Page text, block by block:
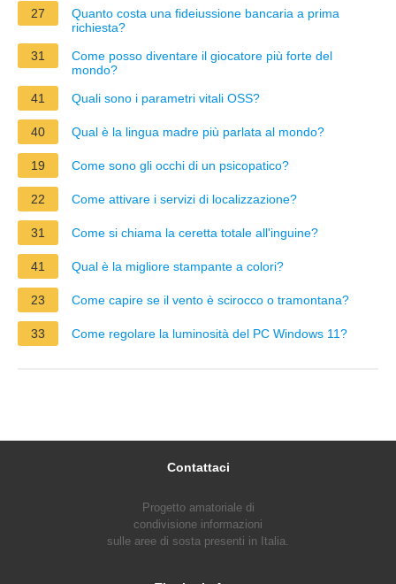
27
Quanto costa una fideiussione bancaria a prima
richiesta?
31
Come posso diventare il giocatore più forte del
mondo?
41
Quali sono i parametri vitali OSS?
40 Qual è la lingua madre più parlata al mondo?
19 Come sono gli occhi di un psicopatico?
22 Come attivare i servizi di localizzazione?
31 Come si chiama la ceretta totale all'inguine?
41 Qual è la migliore stampante a colori?
23 Come capire se il vento è scirocco o tramontana?
33 Come regolare la luminosità del PC Windows 11?
Contattaci
Progetto amatoriale di
condivisione informazioni
sulle aree di sosta presenti in Italia.